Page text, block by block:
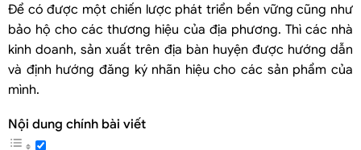
Để có được một chiến lược phát triển bền vững cũng như
bảo hộ cho các thương hiệu của địa phương. Thì các nhà
kinh doanh, sản xuất trên địa bàn huyện được hướng dẫn
và định hướng đăng ký nhãn hiệu cho các sản phẩm của
mình.
Nội dung chính bài viết